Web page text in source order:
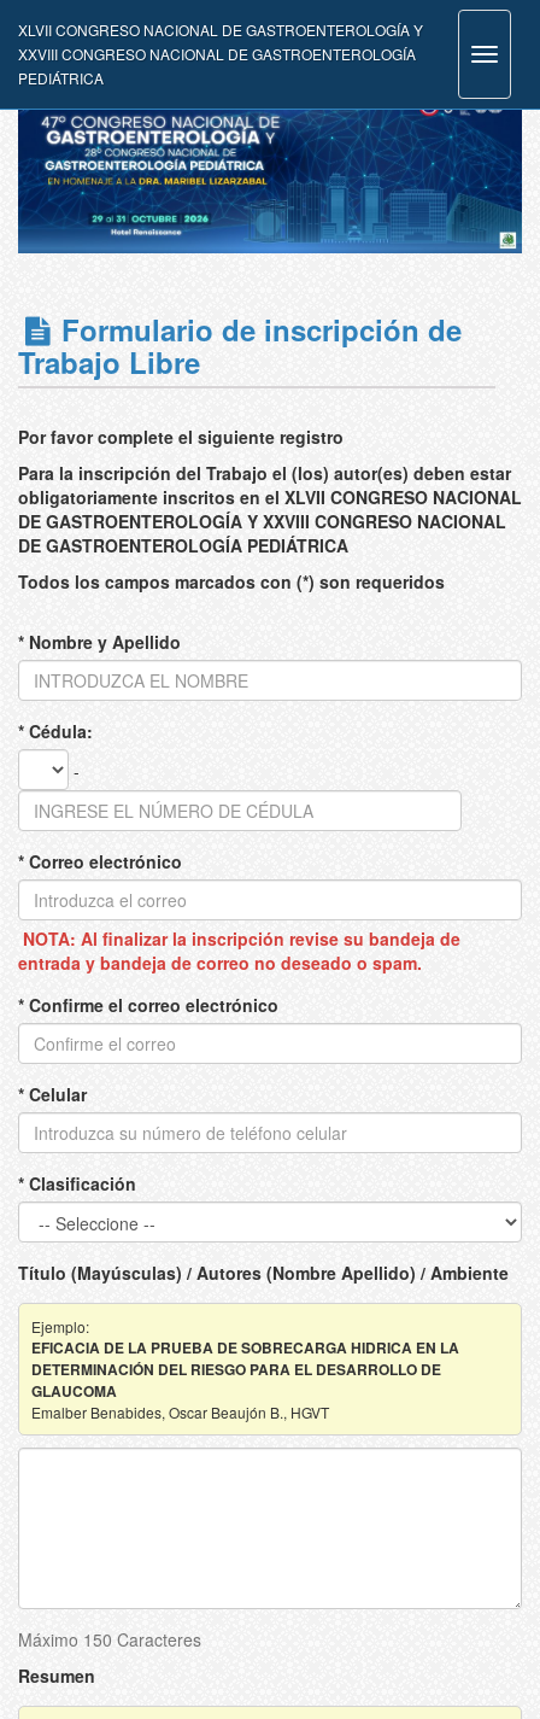
Toggle
XLVII CONGRESO NACIONAL DE GASTROENTEROLOGÍA Y
XXVIII CONGRESO NACIONAL DE GASTROENTEROLOGÍA
PEDIÁTRICA
Formulario de inscripción de
Trabajo Libre
Por favor complete el siguiente registro
Para la inscripción del Trabajo el (los) autor(es) deben estar
obligatoriamente inscritos en el XLVII CONGRESO NACIONAL
DE GASTROENTEROLOGÍA Y XXVIII CONGRESO NACIONAL
DE GASTROENTEROLOGÍA PEDIÁTRICA
Todos los campos marcados con (*) son requeridos
* Nombre y Apellido
* Cédula:
-
* Correo electrónico
NOTA: Al finalizar la inscripción revise su bandeja de
entrada y bandeja de correo no deseado o spam.
* Confirme el correo electrónico
* Celular
* Clasificación
Título (Mayúsculas) / Autores (Nombre Apellido) / Ambiente
Ejemplo:
EFICACIA DE LA PRUEBA DE SOBRECARGA HIDRICA EN LA
DETERMINACIÓN DEL RIESGO PARA EL DESARROLLO DE
GLAUCOMA
Emalber Benabides, Oscar Beaujón B., HGVT
Máximo 150 Caracteres
Resumen